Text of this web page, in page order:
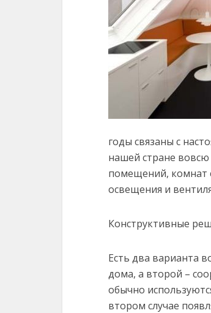
годы связаны с
нашей стране
помещений, комнат
освещения и
Конструктивные
Есть два варианта
дома, а второй –
обычно
втором случае